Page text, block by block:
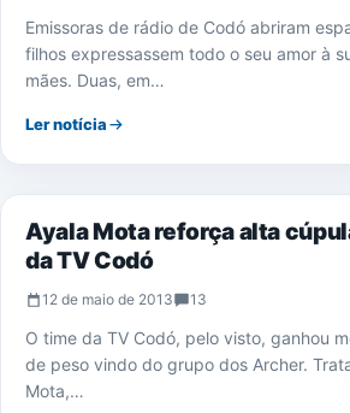
Emissoras de rádio de Codó abriram
filhos expressassem todo o seu amor à
mães. Duas, em…
Ler notícia
IMPRENSA
Ayala Mota reforça alta
da TV Codó
12 de maio de 2013 13
O time da TV Codó, pelo visto, ganhou
de peso vindo do grupo dos Archer.
Mota,…